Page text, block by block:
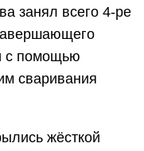
занял всего 4-ре
с помощью
сваривания
жёсткой